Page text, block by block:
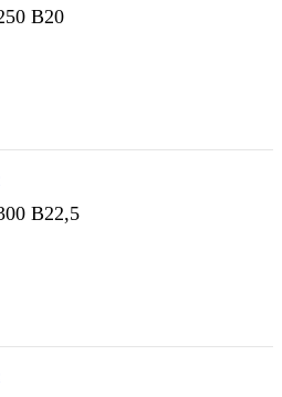
В20
В22,5